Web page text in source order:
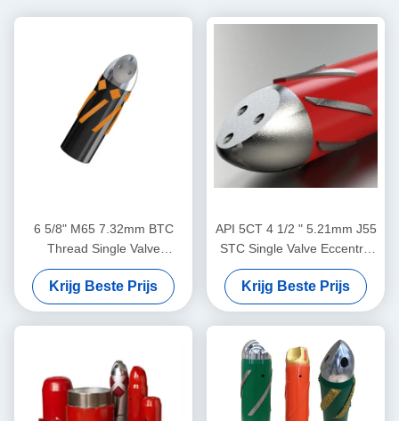
6 5/8" M65 7.32mm BTC
Thread Single Valve
Eccentric Nose Float Shoe
Dedicated voor olieveld
cementing toepassingen
Krijg Beste Prijs
API 5CT 4 1/2 " 5.21mm J55
STC Single Valve Eccentric
Nose Aluminium Alloy Float
Shoe Ontworpen voor
gebruik in de olie-industrie
Krijg Beste Prijs